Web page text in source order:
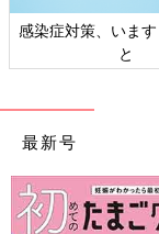
きの」赤ちゃん・
最新号